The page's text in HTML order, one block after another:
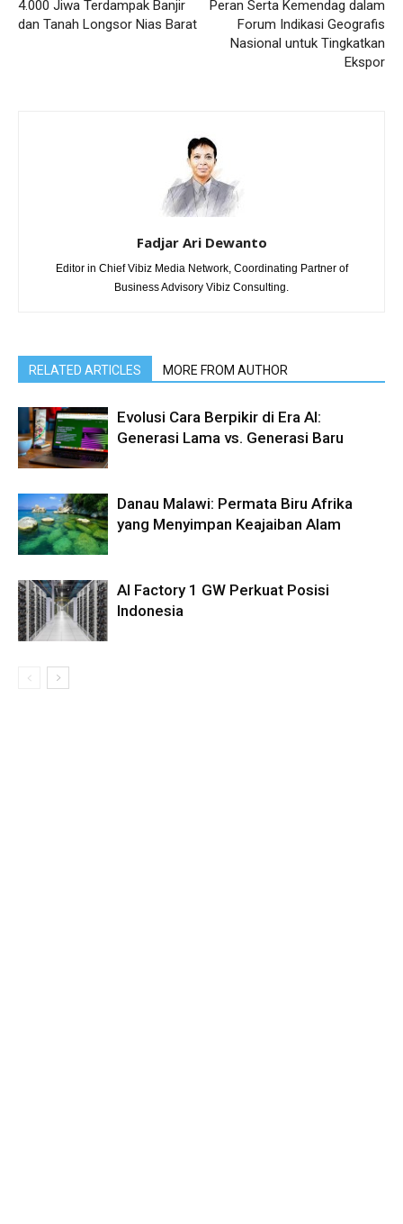
4.000 Jiwa Terdampak Banjir
dan Tanah Longsor Nias Barat
Peran Serta Kemendag dalam
Forum Indikasi Geografis
Nasional untuk Tingkatkan
Ekspor
Fadjar Ari Dewanto
Editor in Chief Vibiz Media Network, Coordinating Partner of
Business Advisory Vibiz Consulting.
RELATED ARTICLES MORE FROM AUTHOR
Evolusi Cara Berpikir di Era AI:
Generasi Lama vs. Generasi Baru
Danau Malawi: Permata Biru Afrika
yang Menyimpan Keajaiban Alam
AI Factory 1 GW Perkuat Posisi
Indonesia